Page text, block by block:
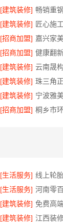
[建筑装修]
[建筑装修]
[招商加盟]
[招商加盟]
[建筑装修] 云南晟
[建筑装修]
[建筑装修]
[招商加盟]
[生活服务]
[生活服务]
[建筑装修]
[建筑装修]